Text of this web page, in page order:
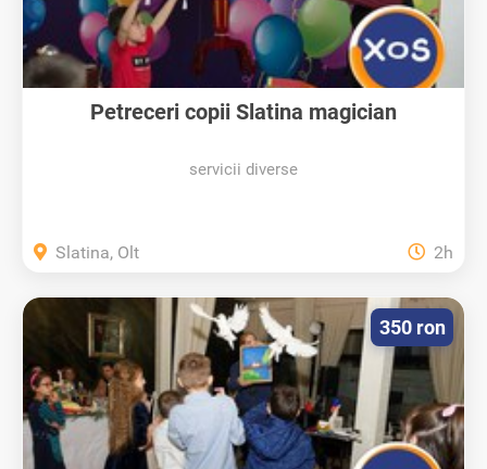
Petreceri copii Slatina magician
servicii diverse
Slatina, Olt 2h
350 ron